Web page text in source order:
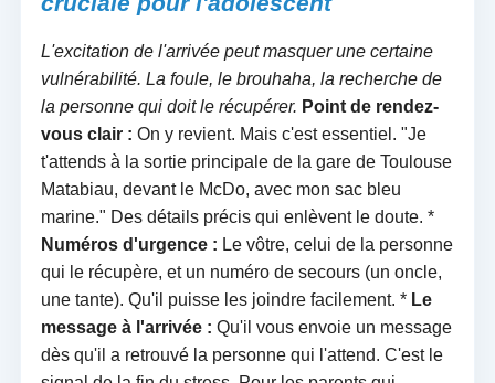
L'excitation de l'arrivée peut masquer une certaine
vulnérabilité. La foule, le brouhaha, la recherche de
la personne qui doit le récupérer. Point de rendez-
vous clair : On y revient. Mais c'est essentiel. "Je
t'attends à la sortie principale de la gare de Toulouse
Matabiau, devant le McDo, avec mon sac bleu
marine." Des détails précis qui enlèvent le doute. *
Numéros d'urgence : Le vôtre, celui de la personne
qui le récupère, et un numéro de secours (un oncle,
une tante). Qu'il puisse les joindre facilement. * Le
message à l'arrivée : Qu'il vous envoie un message
dès qu'il a retrouvé la personne qui l'attend. C'est le